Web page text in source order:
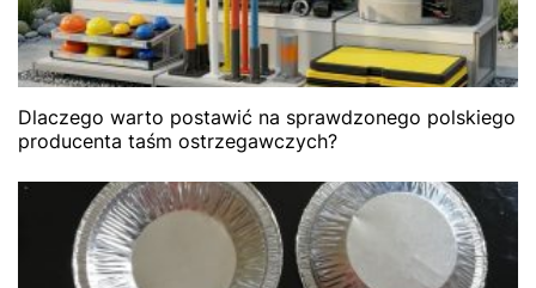
Dlaczego warto postawić na sprawdzonego polskiego
producenta taśm ostrzegawczych?